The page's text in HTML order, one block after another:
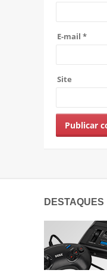
E-mail *
Site
DESTAQUES